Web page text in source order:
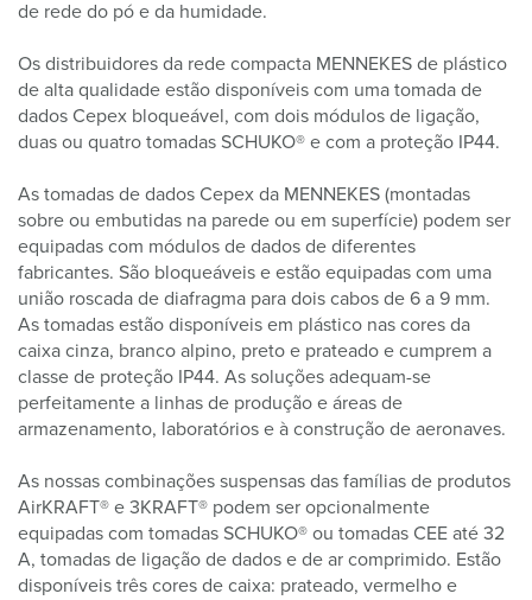
de rede do pó e da humidade.
Os distribuidores da rede compacta MENNEKES de plástico
de alta qualidade estão disponíveis com uma tomada de
dados Cepex bloqueável, com dois módulos de ligação,
duas ou quatro tomadas SCHUKO® e com a proteção IP44.
As tomadas de dados Cepex da MENNEKES (montadas
sobre ou embutidas na parede ou em superfície) podem ser
equipadas com módulos de dados de diferentes
fabricantes. São bloqueáveis e estão equipadas com uma
união roscada de diafragma para dois cabos de 6 a 9 mm.
As tomadas estão disponíveis em plástico nas cores da
caixa cinza, branco alpino, preto e prateado e cumprem a
classe de proteção IP44. As soluções adequam-se
perfeitamente a linhas de produção e áreas de
armazenamento, laboratórios e à construção de aeronaves.
As nossas combinações suspensas das famílias de produtos
AirKRAFT® e 3KRAFT® podem ser opcionalmente
equipadas com tomadas SCHUKO® ou tomadas CEE até 32
A, tomadas de ligação de dados e de ar comprimido. Estão
disponíveis três cores de caixa: prateado, vermelho e